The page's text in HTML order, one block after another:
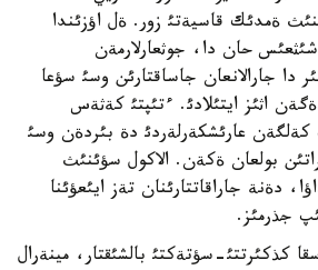
ةمدئك قاسيةتئ زور. ةل اؤزئندا
شئثعئس حان دا، جوثعارلارمةن
دا جارالانعان جاساقتارئن وسئ سؤعا
اثئز ايتئلادئ. ءتئپتئ كةثةس
كةلگةن عارئشكةرلةردئ دة بئردةن وسئ
بولعان ةكةن. الاكول سؤئنئث
دةنة جاراقاتتارئنان تةز ايئعؤئنا
جذرمئز.
كذكئرتتئ-سؤتةكتئ بالشئقتار، مينةرال